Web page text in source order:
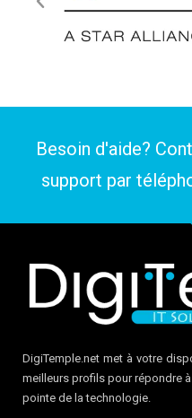
Besoin d'aide?
support par
DigiTemple.net met à votre
meilleurs profils pour répondre
pointe de la technologie.